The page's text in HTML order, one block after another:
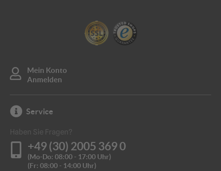
Mein Konto
Anmelden
Service
Haben Sie Fragen?
+49 (30) 2005 369 0
(Mo-Do: 08:00 - 17:00 Uhr)
(Fr: 08:00 - 14:00 Uhr)